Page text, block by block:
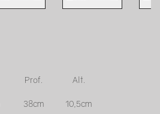
Prof. Alt.
38cm 10,5cm